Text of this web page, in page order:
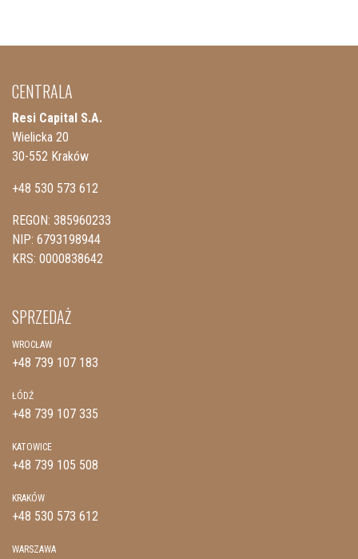
CENTRALA
Resi Capital S.A.
Wielicka 20
30-552 Kraków
+48 530 573 612
REGON: 385960233
NIP: 6793198944
KRS: 0000838642
SPRZEDAŻ
WROCŁAW
+48 739 107 183
ŁÓDŹ
+48 739 107 335
KATOWICE
+48 739 105 508
KRAKÓW
+48 530 573 612
WARSZAWA